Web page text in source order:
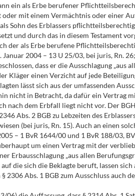
ein als Erbe berufener
mit einem Vermächtnis oder einer
Sohn des Erblassers
und durch das in diesem Testament
der als Erbe berufene
2004 – 13 U 25/03, bei juris, Rn.
dass er die Ausschlagung „aus
Kläger einen Verzicht auf jede
lässt sich aus der umfassenden
nicht in Betracht, da dafür ein Vertrag
dem Erbfall liegt nicht vor. Der
Abs. 2 BGB zu Lebzeiten des
(bei juris, Rn. 15). Auch an einen
– 1 BvR 1644/00 und 1 BvR 188/03,
um einen Vertrag mit der
Erbausschlagung „aus allen
die sich die Beklagte beruft, lassen
2306 Abs. 1 BGB zum Ausschluss